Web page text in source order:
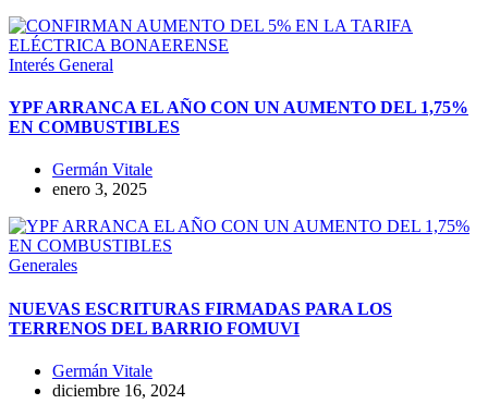
Interés General
YPF ARRANCA EL AÑO CON UN AUMENTO DEL 1,75%
EN COMBUSTIBLES
Germán Vitale
enero 3, 2025
Generales
NUEVAS ESCRITURAS FIRMADAS PARA LOS
TERRENOS DEL BARRIO FOMUVI
Germán Vitale
diciembre 16, 2024